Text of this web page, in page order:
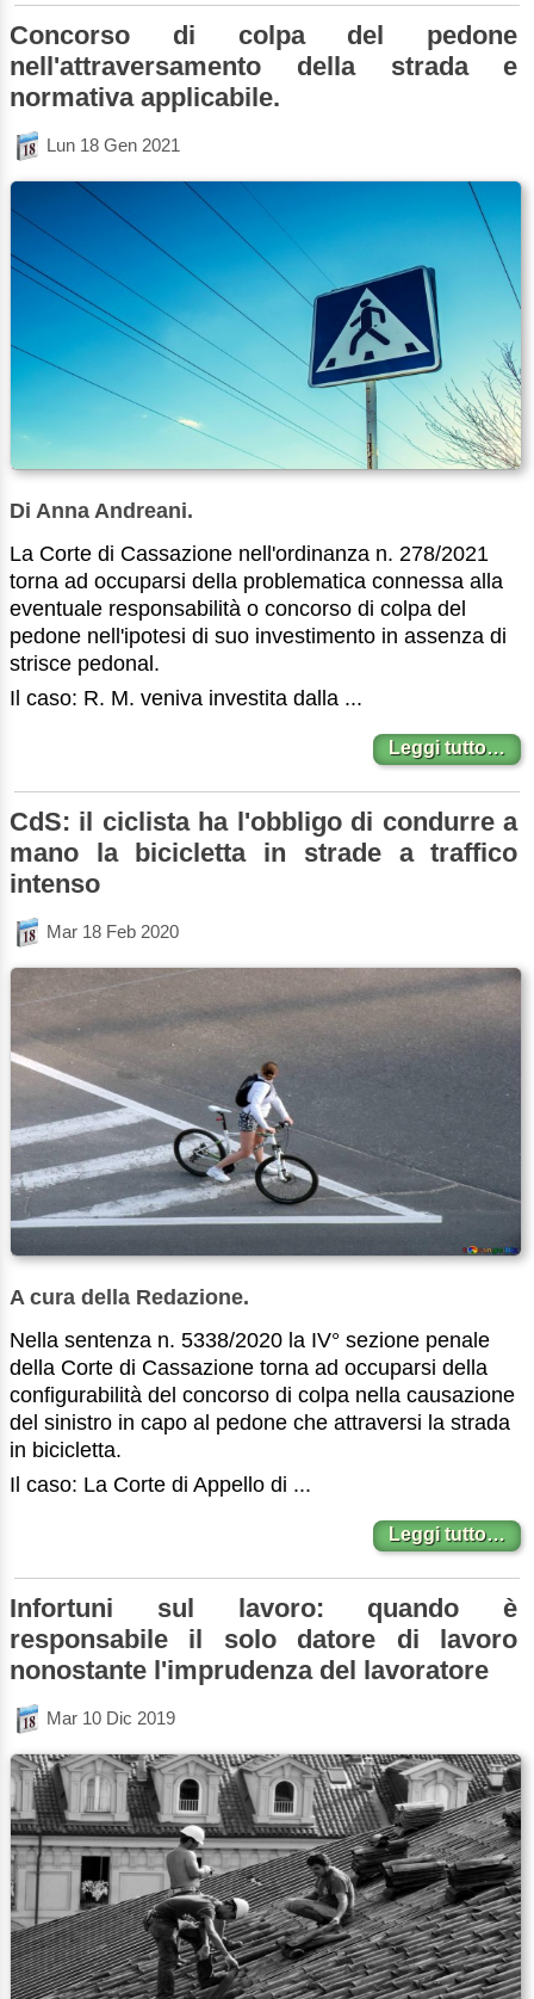
Concorso di colpa del pedone
nell'attraversamento della strada e
normativa applicabile.
Lun 18 Gen 2021
Di Anna Andreani.
La Corte di Cassazione nell'ordinanza n. 278/2021
torna ad occuparsi della problematica connessa alla
eventuale responsabilità o concorso di colpa del
pedone nell'ipotesi di suo investimento in assenza di
strisce pedonal.
Il caso: R. M. veniva investita dalla ...
Leggi tutto…
CdS: il ciclista ha l'obbligo di condurre a
mano la bicicletta in strade a traffico
intenso
Mar 18 Feb 2020
A cura della Redazione.
Nella sentenza n. 5338/2020 la IV° sezione penale
della Corte di Cassazione torna ad occuparsi della
configurabilità del concorso di colpa nella causazione
del sinistro in capo al pedone che attraversi la strada
in bicicletta.
Il caso: La Corte di Appello di ...
Leggi tutto…
Infortuni sul lavoro: quando è
responsabile il solo datore di lavoro
nonostante l'imprudenza del lavoratore
Mar 10 Dic 2019